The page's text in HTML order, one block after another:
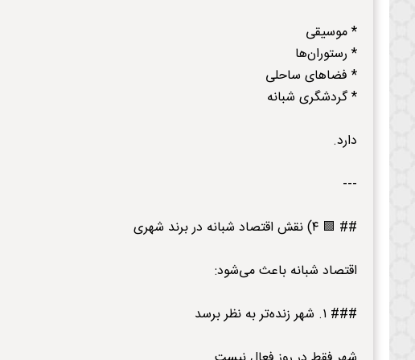
* موسیقی
* رستوران‌ها
* فضاهای ساحلی
* گردشگری شبانه
دارد.
---
## 🟩 ۴) نقش اقتصاد شبانه در برند شهری
اقتصاد شبانه باعث می‌شود:
### ۱. شهر زنده‌تر به نظر برسد